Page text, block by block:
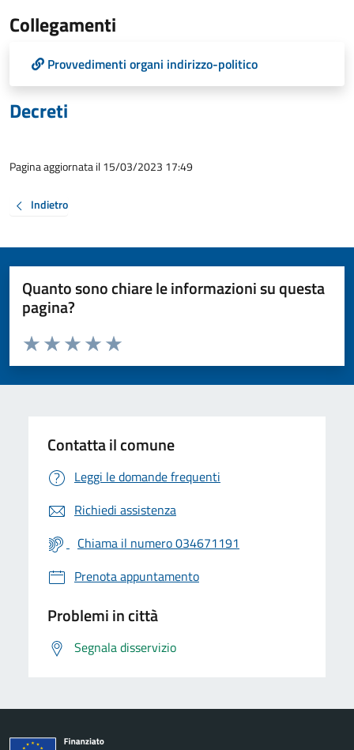
Collegamenti
Provvedimenti organi indirizzo-politico
Decreti
Pagina aggiornata il 15/03/2023 17:49
Indietro
Quanto sono chiare le informazioni su questa
pagina?
Valuta da 1 a 5 stelle la pagina
Valuta 5 stelle su 5
Valuta 4 stelle su 5
Valuta 3 stelle su 5
Valuta 2 stelle su 5
Valuta 1 stelle su 5
Contatta il comune
Leggi le domande frequenti
Richiedi assistenza
Chiama il numero 034671191
Prenota appuntamento
Problemi in città
Segnala disservizio